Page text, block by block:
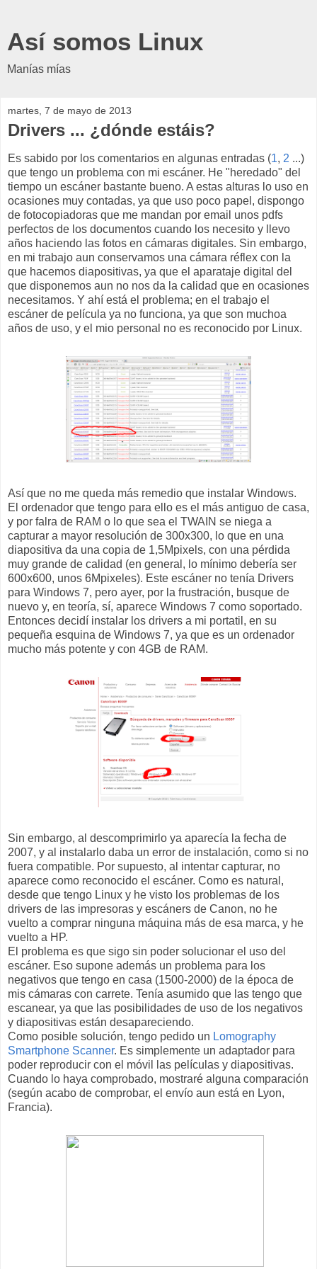
Así somos Linux
Manías mías
martes, 7 de mayo de 2013
Drivers ... ¿dónde estáis?
Es sabido por los comentarios en algunas entradas (1, 2 ...)
que tengo un problema con mi escáner. He "heredado" del
tiempo un escáner bastante bueno. A estas alturas lo uso en
ocasiones muy contadas, ya que uso poco papel, dispongo
de fotocopiadoras que me mandan por email unos pdfs
perfectos de los documentos cuando los necesito y llevo
años haciendo las fotos en cámaras digitales. Sin embargo,
en mi trabajo aun conservamos una cámara réflex con la
que hacemos diapositivas, ya que el aparataje digital del
que disponemos aun no nos da la calidad que en ocasiones
necesitamos. Y ahí está el problema; en el trabajo el
escáner de película ya no funciona, ya que son muchoa
años de uso, y el mio personal no es reconocido por Linux.
Así que no me queda más remedio que instalar Windows.
El ordenador que tengo para ello es el más antiguo de casa,
y por falra de RAM o lo que sea el TWAIN se niega a
capturar a mayor resolución de 300x300, lo que en una
diapositiva da una copia de 1,5Mpixels, con una pérdida
muy grande de calidad (en general, lo mínimo debería ser
600x600, unos 6Mpixeles). Este escáner no tenía Drivers
para Windows 7, pero ayer, por la frustración, busque de
nuevo y, en teoría, sí, aparece Windows 7 como soportado.
Entonces decidí instalar los drivers a mi portatil, en su
pequeña esquina de Windows 7, ya que es un ordenador
mucho más potente y con 4GB de RAM.
Sin embargo, al descomprimirlo ya aparecía la fecha de
2007, y al instalarlo daba un error de instalación, como si no
fuera compatible. Por supuesto, al intentar capturar, no
aparece como reconocido el escáner. Como es natural,
desde que tengo Linux y he visto los problemas de los
drivers de las impresoras y escáners de Canon, no he
vuelto a comprar ninguna máquina más de esa marca, y he
vuelto a HP.
El problema es que sigo sin poder solucionar el uso del
escáner. Eso supone además un problema para los
negativos que tengo en casa (1500-2000) de la época de
mis cámaras con carrete. Tenía asumido que las tengo que
escanear, ya que las posibilidades de uso de los negativos
y diapositivas están desapareciendo.
Como posible solución, tengo pedido un Lomography
Smartphone Scanner. Es simplemente un adaptador para
poder reproducir con el móvil las películas y diapositivas.
Cuando lo haya comprobado, mostraré alguna comparación
(según acabo de comprobar, el envío aun está en Lyon,
Francia).